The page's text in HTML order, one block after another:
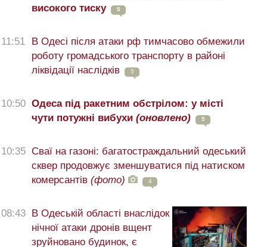
високого тиску
5
11:51
В Одесі після атаки рф тимчасово обмежили
роботу громадського транспорту в районі
ліквідації наслідків
5
10:50 Одеса під ракетним обстрілом: у місті
чути потужні вибухи (оновлено) 5
10:35 Сваї на газоні: багатостраждальний одеський
сквер продовжує зменшуватися під натиском
комерсантів (фото) 4
08:43 В Одеській області внаслідок
нічної атаки дронів вщент
зруйновано будинок, є